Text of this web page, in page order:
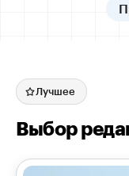
Лучшее
Выбор